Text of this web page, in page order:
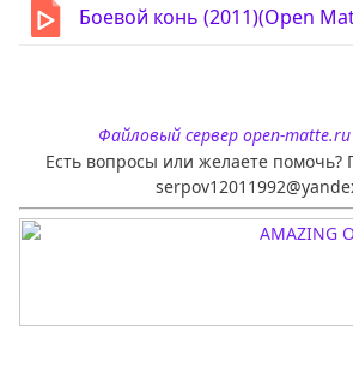
Боевой конь (2011)(Open
Файловый сервер open-matte.ru
Есть вопросы или желаете